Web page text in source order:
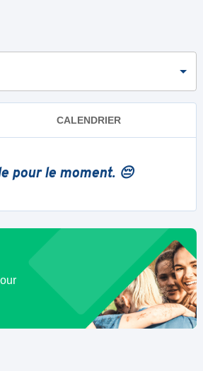
CALENDRIER
pour le moment. 😔